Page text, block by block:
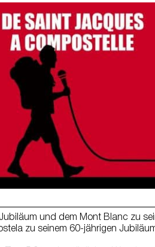
und dem Mont Blanc zu
zu seinem 60-jährigen